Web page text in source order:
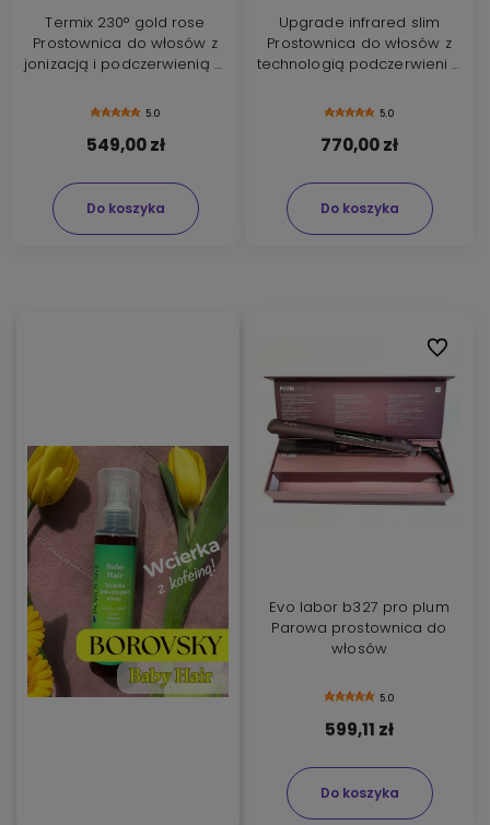
Termix 230° gold rose
Prostownica do włosów z
jonizacją i podczerwienią w
szczotka Borovsky scalp
5.0
549,00 zł
Do koszyka
Upgrade infrared slim
Prostownica do włosów z
technologią podczerwieni +
brush 5.0
770,00 zł
Do koszyka
Evo labor b327 pro plum
Parowa prostownica do
włosów
5.0
599,11 zł
Do koszyka
Do